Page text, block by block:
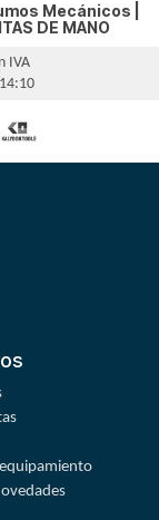
Mecánicos |
DE MANO
IVA